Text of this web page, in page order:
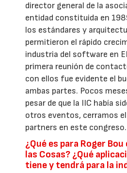
director general de la
entidad constituida en
los estándares y
permitieron el rápido
industria del software en
primera reunión de
con ellos fue evidente el
ambas partes. Pocos
pesar de que la IIC había
otros eventos, cerramos
partners en este congreso.
¿Qué es para Roger
las Cosas? ¿Qué
tiene y tendrá para la